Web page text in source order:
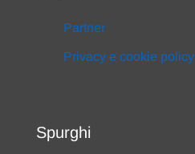
Partner
Privacy e cookie policy
Spurghi